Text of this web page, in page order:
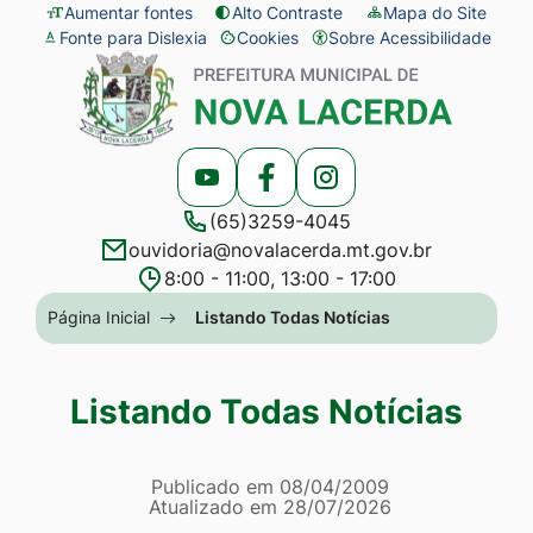
Seção
de
atalhos
acessibilidade
Ir
para
conteúdo
menu
[alt+2]
para
Aumentar fontes Alto Contraste
Mapa do Site
Fonte para Dislexia
Cookies
Abrir
preferências
de
cookies
Sobre Acessibilidade
Seção
menu
Acessar
a
Rede
Social
Acessar
a
Rede
Social
Acessar
a
Rede
Social
(65)3259-4045
ouvidoria@novalacerda.mt.gov.br
8:00 - 11:00, 13:00 - 17:00
Seção
do
principal
Página Inicial Listando Todas Notícias
Listando Todas Notícias
Página Listando Todas
Informações
Publicado em 08/04/2009
Atualizado em 28/07/2026